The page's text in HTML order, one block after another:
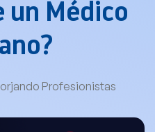
un Médico
Profesionistas